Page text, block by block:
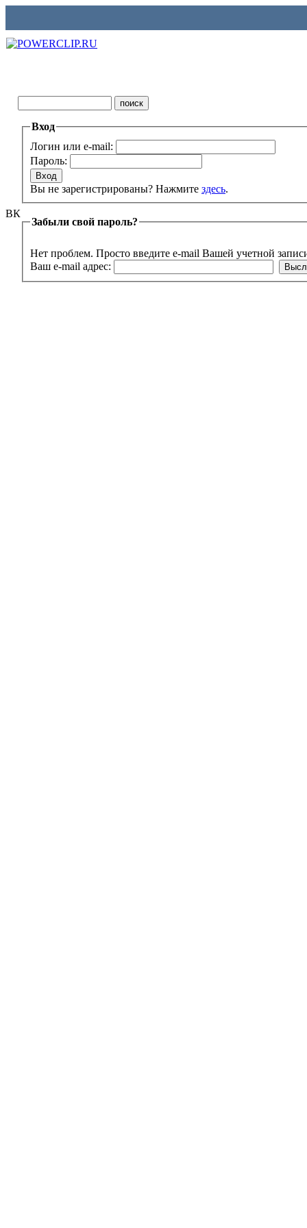
ВК
Вход
Логин или e-mail:
Пароль:
Вы не зарегистрированы? Нажмите здесь.
Забыли свой пароль?
Нет проблем. Просто введите e-mail Вашей учетной
Ваш e-mail адрес: